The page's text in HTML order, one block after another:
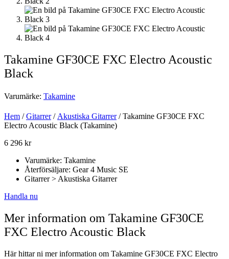
Takamine GF30CE FXC Electro Acoustic
Black
Varumärke: Takamine
Hem /Gitarrer/ Akustiska Gitarrer/ Takamine GF30CE FXC
Electro Acoustic Black (Takamine)
6 296 kr
Varumärke: Takamine
Återförsäljare: Gear 4 Music SE
Gitarrer > Akustiska Gitarrer
Handla nu
Mer information om Takamine GF30CE
FXC Electro Acoustic Black
Här hittar ni mer information om Takamine GF30CE FXC Electro